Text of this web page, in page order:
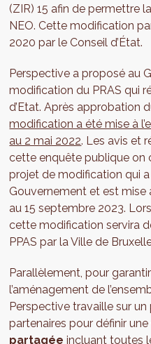
(ZIR) 15 afin de permettre
NEO. Cette modification
2020 par le Conseil d’État.
Perspective a proposé au
modification du PRAS qui
d’Etat. Après approbation
modification a été mise à
au 2 mai 2022. Les avis et
cette enquête publique on
projet de modification qui
Gouvernement et est mise
au 15 septembre 2023.
cette modification servira
PPAS par la Ville de
Parallèlement, pour
l’aménagement de
Perspective travaille sur
partenaires pour définir une
partagée incluant toutes